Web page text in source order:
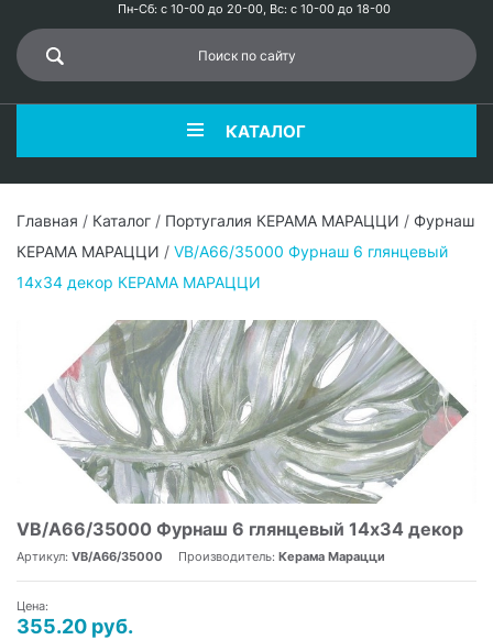
Пн-Сб: с 10-00 до 20-00, Вс: с 10-00 до 18-00
КАТАЛОГ
Главная / Каталог / Португалия КЕРАМА МАРАЦЦИ / Фурнаш
КЕРАМА МАРАЦЦИ / VB/A66/35000 Фурнаш 6 глянцевый
14х34 декор КЕРАМА МАРАЦЦИ
VB/A66/35000 Фурнаш 6 глянцевый 14х34 декор
Артикул: VB/A66/35000 Производитель: Керама Марацци
Цена:
355.20 руб.